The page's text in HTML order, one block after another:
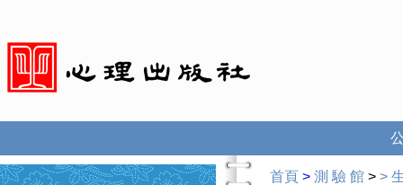
首頁 > 測 驗 館 > >